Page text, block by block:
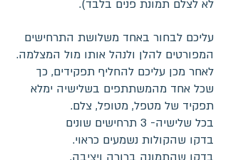
לא לצלם תמונת פנים בלבד).
עליכם לבחור באחד משלושת התרחישים
המפורטים להלן ולנהל אותו מול המצלמה.
לאחר מכן עליכם להחליף תפקידים, כך
שכל אחד מהמשתתפים בשלישיה ימלא
תפקיד של מטפל, מטופל, צלם.
בכל שלישיה- 3 תרחישים שונים
בדקו שהקולות נשמעים כראוי.